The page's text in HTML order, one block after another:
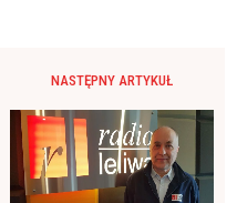
NASTĘPNY ARTYKUŁ